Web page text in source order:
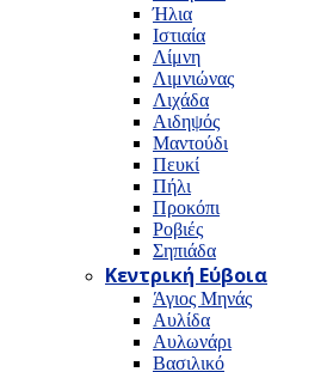
Ήλια
Ιστιαία
Λίμνη
Λιμνιώνας
Λιχάδα
Αιδηψός
Μαντούδι
Πευκί
Πήλι
Προκόπι
Ροβιές
Σηπιάδα
Κεντρική Εύβοια
Άγιος Μηνάς
Αυλίδα
Αυλωνάρι
Βασιλικό